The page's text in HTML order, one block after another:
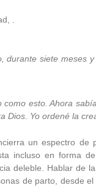
.
durante siete meses
como esto. Ahora
Dios. Yo ordené la
un espectro de
incluso en forma
deleble. Hablar de
de parto, desde